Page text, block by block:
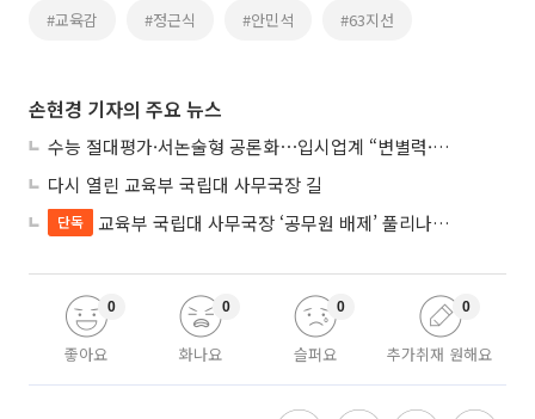
#교육감 #정근식 #안민석 #63지선
손현경 기자의 주요 뉴스
수능 절대평가·서논술형 공론화⋯입시업계 “변별력·사교육 대책 먼저”
다시 열린 교육부 국립대 사무국장 길
단독 교육부 국립대 사무국장 ‘공무원 배제’ 풀리나…응시자격 다시 열렸다
좋아요
0
화나요
0
슬퍼요
0
추가취재 원해요
0